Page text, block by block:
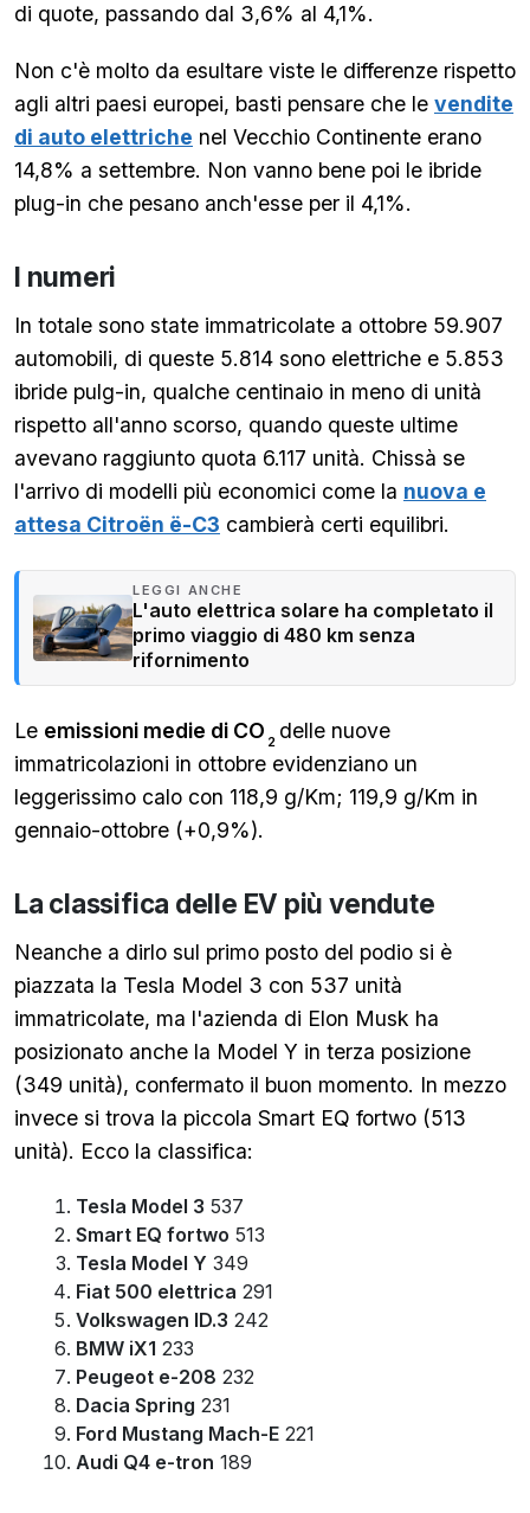
di quote, passando dal 3,6% al 4,1%.
Non c'è molto da esultare viste le differenze rispetto
agli altri paesi europei, basti pensare che le vendite
di auto elettriche nel Vecchio Continente erano
14,8% a settembre. Non vanno bene poi le ibride
plug-in che pesano anch'esse per il 4,1%.
I numeri
In totale sono state immatricolate a ottobre 59.907
automobili, di queste 5.814 sono elettriche e 5.853
ibride pulg-in, qualche centinaio in meno di unità
rispetto all'anno scorso, quando queste ultime
avevano raggiunto quota 6.117 unità. Chissà se
l'arrivo di modelli più economici come la nuova e
attesa Citroën ë-C3 cambierà certi equilibri.
LEGGI ANCHE
L'auto elettrica solare ha completato il
primo viaggio di 480 km senza
rifornimento
Le emissioni medie di CO 2 delle nuove
immatricolazioni in ottobre evidenziano un
leggerissimo calo con 118,9 g/Km; 119,9 g/Km in
gennaio-ottobre (+0,9%).
La classifica delle EV più vendute
Neanche a dirlo sul primo posto del podio si è
piazzata la Tesla Model 3 con 537 unità
immatricolate, ma l'azienda di Elon Musk ha
posizionato anche la Model Y in terza posizione
(349 unità), confermato il buon momento. In mezzo
invece si trova la piccola Smart EQ fortwo (513
unità). Ecco la classifica:
Tesla Model 3 537
Smart EQ fortwo 513
Tesla Model Y 349
Fiat 500 elettrica 291
Volkswagen ID.3 242
BMW iX1 233
Peugeot e-208 232
Dacia Spring 231
Ford Mustang Mach-E 221
Audi Q4 e-tron 189